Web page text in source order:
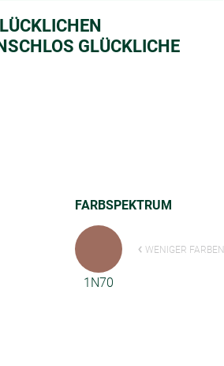
GLÜCKLICHE
FARBSPEKTRUM
1N70
WENIGER FARBEN